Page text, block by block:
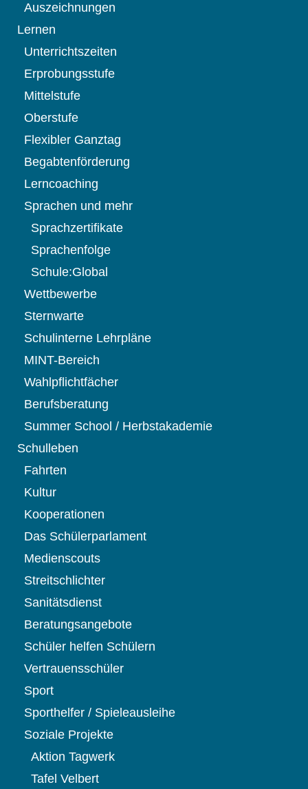
Auszeichnungen
Lernen
Unterrichtszeiten
Erprobungsstufe
Mittelstufe
Oberstufe
Flexibler Ganztag
Begabtenförderung
Lerncoaching
Sprachen und mehr
Sprachzertifikate
Sprachenfolge
Schule:Global
Wettbewerbe
Sternwarte
Schulinterne Lehrpläne
MINT-Bereich
Wahlpflichtfächer
Berufsberatung
Summer School / Herbstakademie
Schulleben
Fahrten
Kultur
Kooperationen
Das Schülerparlament
Medienscouts
Streitschlichter
Sanitätsdienst
Beratungsangebote
Schüler helfen Schülern
Vertrauensschüler
Sport
Sporthelfer / Spieleausleihe
Soziale Projekte
Aktion Tagwerk
Tafel Velbert